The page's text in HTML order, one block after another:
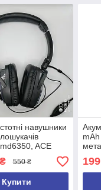
навушники
ACE
ACE250,
2026 рік
550 ₴
Купити